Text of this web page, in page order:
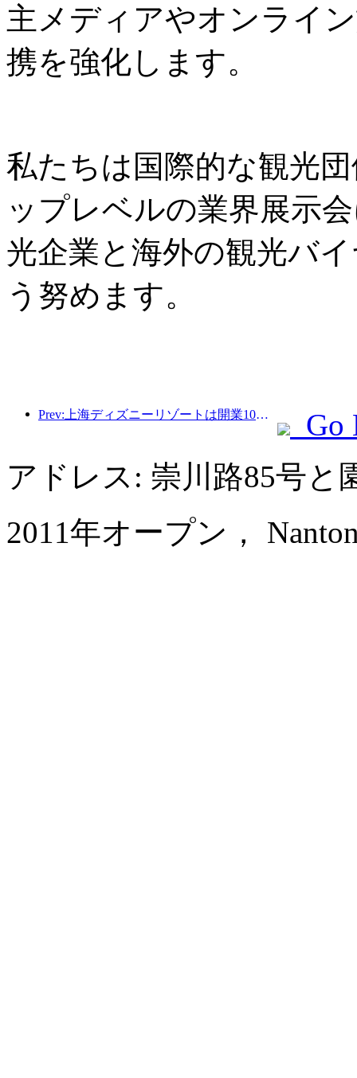
主メディアやオンライ
携を強化します。
私たちは国際的な観光
ップレベルの業界展示
光企業と海外の観光バ
う努めます。
Prev:上海ディズニーリゾートは開業10周年を迎え、これまでに1億人以上の来場者数を記録した。
Go
アドレス: 崇川路85号と
2011年オープン，